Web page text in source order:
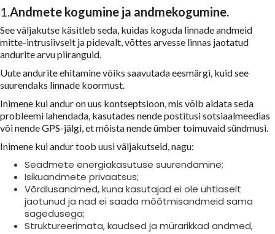
1.Andmete kogumine ja andmekogumine.
See väljakutse käsitleb seda, kuidas koguda linnade andmeid
mitte-intrusiivselt ja pidevalt, võttes arvesse linnas jaotatud
andurite arvu piiranguid.
Uute andurite ehitamine võiks saavutada eesmärgi, kuid see
suurendaks linnade koormust.
Inimene kui andur on uus kontseptsioon, mis võib aidata seda
probleemi lahendada, kasutades nende postitusi sotsiaalmeedias
või nende GPS-jälgi, et mõista nende ümber toimuvaid sündmusi.
Inimene kui andur toob uusi väljakutseid, nagu:
Seadmete energiakasutuse suurendamine;
Isikuandmete privaatsus;
Võrdlusandmed, kuna kasutajad ei ole ühtlaselt
jaotunud ja nad ei saada mõõtmisandmeid sama
sagedusega;
Struktureerimata, kaudsed ja mürarikkad andmed,